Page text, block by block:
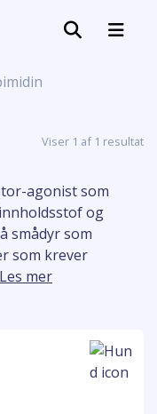
Viser 1 af 1 resultat
agonist som
og
smådyr som
som krever
Les mer